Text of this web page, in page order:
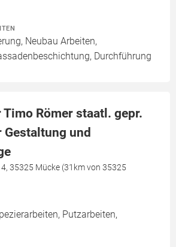
Neubau Arbeiten,
Durchführung
Römer staatl. gepr.
und
35325 Mücke (31km von 35325
Putzarbeiten,